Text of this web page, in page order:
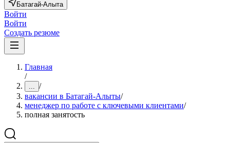
Батагай-Алыта
Войти
Войти
Создать резюме
Главная
/
... /
вакансии в Батагай-Алыты/
менеджер по работе с ключевыми клиентами/
полная занятость